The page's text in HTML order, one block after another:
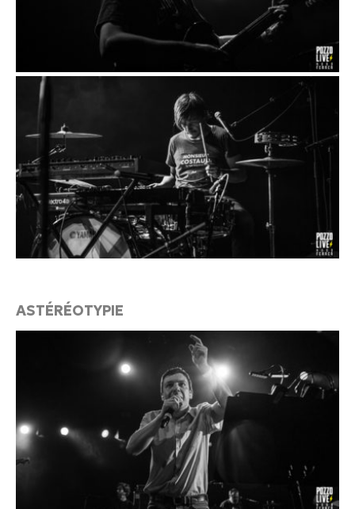
ASTÉRÉOTYPIE